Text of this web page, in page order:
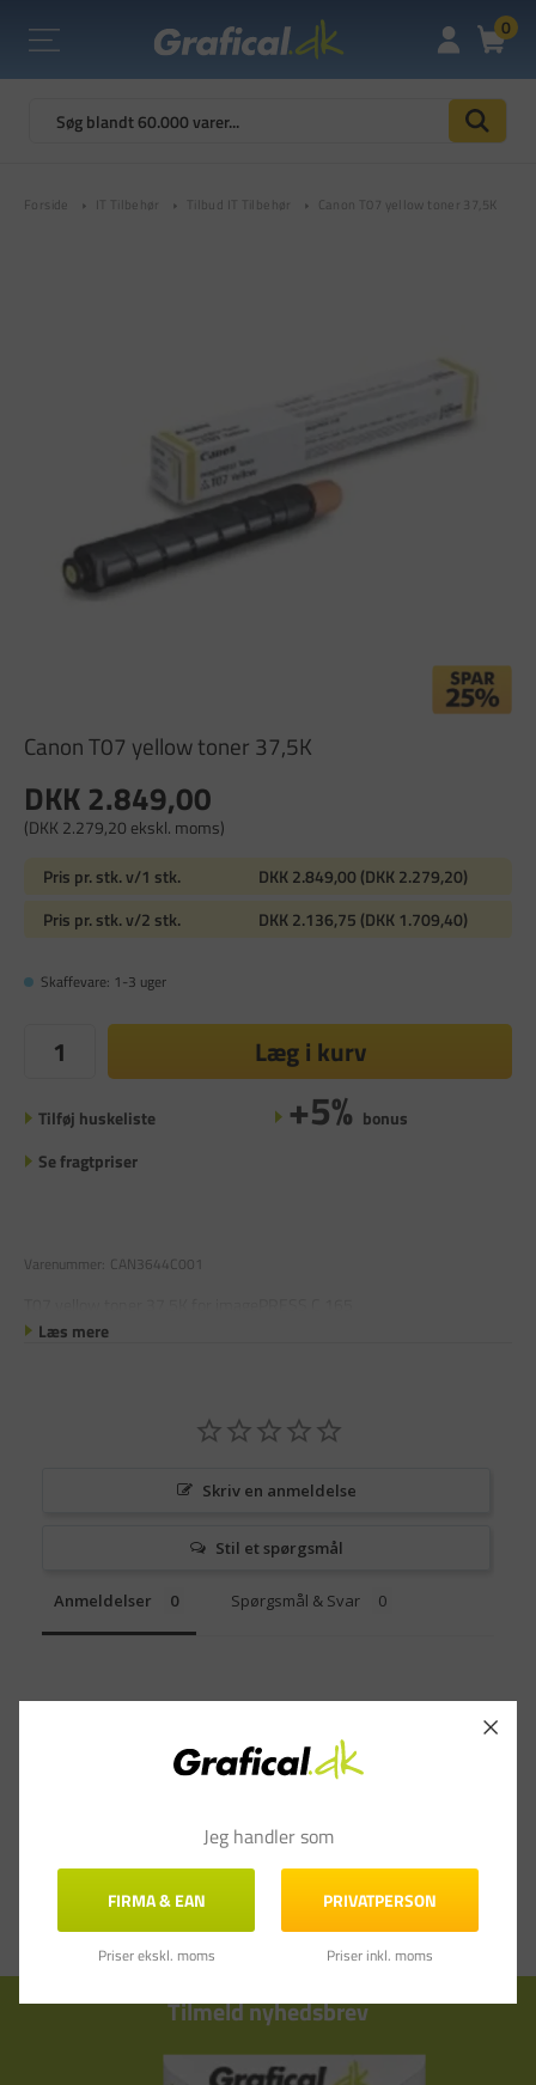
0
Forside IT Tilbehør Tilbud IT Tilbehør Canon T07 yellow toner 37,5K
Canon T07 yellow toner 37,5K
DKK 2.849,00
(DKK 2.279,20 ekskl. moms)
Pris pr. stk. v/1 stk.
DKK 2.849,00 (DKK 2.279,20)
Pris pr. stk. v/2 stk.
DKK 2.136,75 (DKK 1.709,40)
Skaffevare: 1-3 uger
Læg i kurv
Tilføj huskeliste +5% bonus
Se fragtpriser
Varenummer: CAN3644C001
Læs mere
Skriv en anmeldelse
Stil et spørgsmål
Anmeldelser Spørgsmål & Svar
Tilmeld nyhedsbrev
Jeg handler som
FIRMA & EAN
Priser ekskl. moms
PRIVATPERSON
Priser inkl. moms